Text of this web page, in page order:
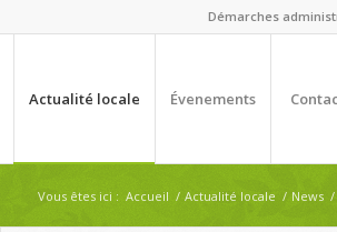
Démarches
Actualité locale Évenements
Vous êtes ici : Accueil / Actualité locale / News /